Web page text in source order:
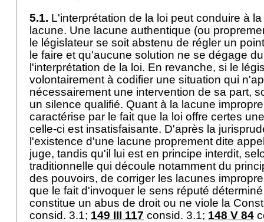
5.1. L'interprétation de la loi peut conduire à
lacune. Une lacune authentique (ou
le législateur se soit abstenu de régler un
le faire et qu'aucune solution ne se dégage
l'interprétation de la loi. En revanche, si le
volontairement à codifier une situation qui
nécessairement une intervention de sa part,
un silence qualifié. Quant à la lacune
caractérise par le fait que la loi offre certes
celle-ci est insatisfaisante. D'après la
l'existence d'une lacune proprement dite
juge, tandis qu'il lui est en principe interdit,
traditionnelle qui découle notamment du
des pouvoirs, de corriger les lacunes
que le fait d'invoquer le sens réputé
constitue un abus de droit ou ne viole la
consid. 3.1; 149 III 117 consid. 3.1; 148 V 84